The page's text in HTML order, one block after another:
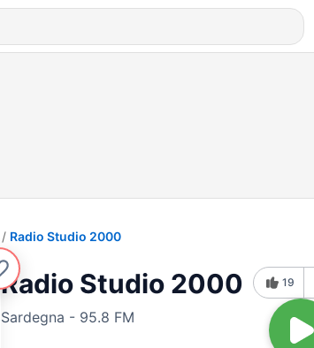
Radio Studio 2000
Radio Studio 2000
Sardegna - 95.8 FM
19